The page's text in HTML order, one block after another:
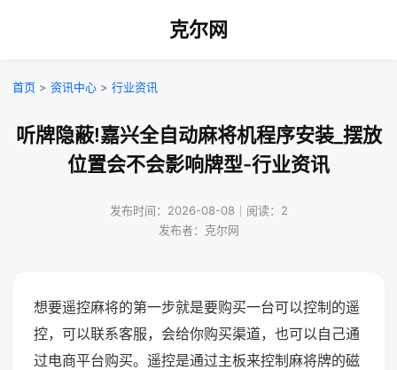
克尔网
首页 > 资讯中心 > 行业资讯
听牌隐蔽!嘉兴全自动麻将机程序安装_摆放
位置会不会影响牌型-行业资讯
发布时间：2026-08-08｜阅读：2
发布者：克尔网
想要遥控麻将的第一步就是要购买一台可以控制的遥
控，可以联系客服，会给你购买渠道，也可以自己通
过电商平台购买。遥控是通过主板来控制麻将牌的磁